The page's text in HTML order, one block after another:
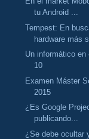
tu Android ...
Tempest: En
hardware más
Un informático
10
Examen Máster
2015
¿Es Google
publicando...
¿Se debe ocultar